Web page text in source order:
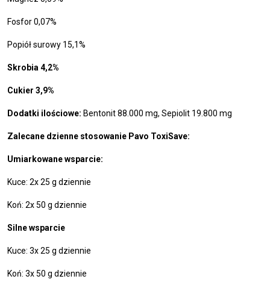
Fosfor 0,07%
Popiół surowy 15,1%
Skrobia 4,2%
Cukier 3,9%
Dodatki ilościowe: Bentonit 88.000 mg, Sepiolit 19.800 mg
Zalecane dzienne stosowanie Pavo ToxiSave:
Umiarkowane wsparcie:
Kuce: 2x 25 g dziennie
Koń: 2x 50 g dziennie
Silne wsparcie
Kuce: 3x 25 g dziennie
Koń: 3x 50 g dziennie